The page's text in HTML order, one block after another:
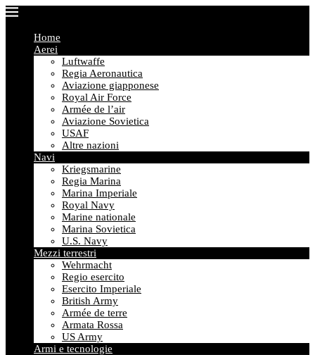
Home
Aerei
Luftwaffe
Regia Aeronautica
Aviazione giapponese
Royal Air Force
Armée de l’air
Aviazione Sovietica
USAF
Altre nazioni
Navi
Kriegsmarine
Regia Marina
Marina Imperiale
Royal Navy
Marine nationale
Marina Sovietica
U.S. Navy
Mezzi terrestri
Wehrmacht
Regio esercito
Esercito Imperiale
British Army
Armée de terre
Armata Rossa
US Army
Armi e tecnologie